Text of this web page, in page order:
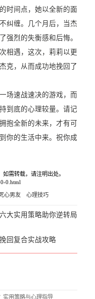
时间点，她以全新的面
纠缠。几个月后，当杰
强烈的失衡感和后悔。
相遇，这次，莉莉以更
克，从而成功地挽回了
场速战速决的游戏，而
到底的心理较量。请记
抱全新的未来，才有可
你的生活中来。祝你成
需转载，请注明出处。
0.html
心男友 心理技巧
大实用策略助你逆转局
回复合实战攻略
实用策略与心理指导